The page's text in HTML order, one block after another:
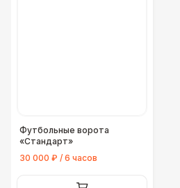
Футбольные ворота
«Стандарт»
30 000 ₽ / 6 часов